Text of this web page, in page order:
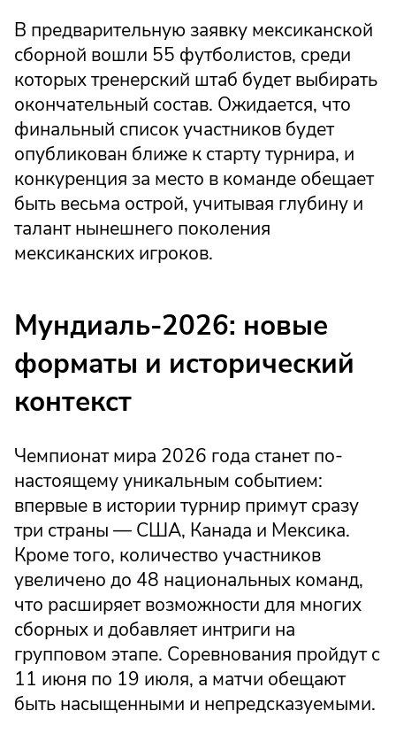
В предварительную заявку мексиканской
сборной вошли 55 футболистов, среди
которых тренерский штаб будет выбирать
окончательный состав. Ожидается, что
финальный список участников будет
опубликован ближе к старту турнира, и
конкуренция за место в команде обещает
быть весьма острой, учитывая глубину и
талант нынешнего поколения
мексиканских игроков.
Мундиаль-2026: новые
форматы и исторический
контекст
Чемпионат мира 2026 года станет по-
настоящему уникальным событием:
впервые в истории турнир примут сразу
три страны — США, Канада и Мексика.
Кроме того, количество участников
увеличено до 48 национальных команд,
что расширяет возможности для многих
сборных и добавляет интриги на
групповом этапе. Соревнования пройдут с
11 июня по 19 июля, а матчи обещают
быть насыщенными и непредсказуемыми.